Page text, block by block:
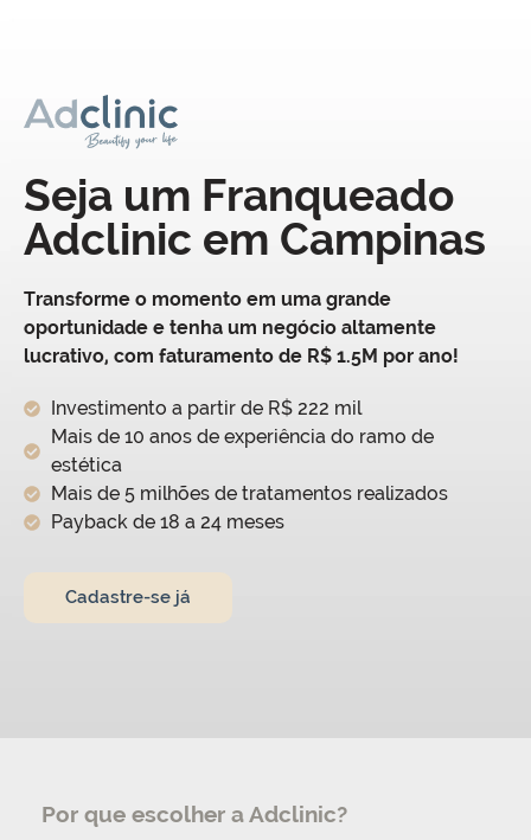
Seja um Franqueado
Adclinic em Campinas
Transforme o momento em uma grande
oportunidade e tenha um negócio altamente
lucrativo, com faturamento de R$ 1.5M por ano!
Investimento a partir de R$ 222 mil
Mais de 10 anos de experiência do ramo de
estética
Mais de 5 milhões de tratamentos realizados
Payback de 18 a 24 meses
Cadastre-se já
Por que escolher a Adclinic?